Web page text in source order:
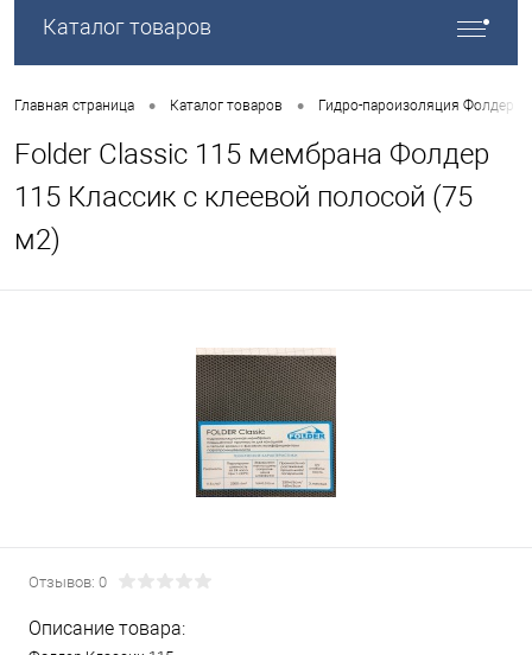
Каталог товаров
Главная страница • Каталог товаров • Гидро-пароизоляция Фолдер (
Folder Classic 115 мембрана Фолдер
115 Классик с клеевой полосой (75
м2)
Отзывов: 0
Описание товара: